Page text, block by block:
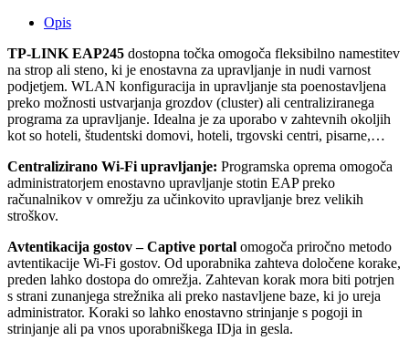
Opis
TP-LINK EAP245 dostopna točka omogoča fleksibilno namestitev
na strop ali steno, ki je enostavna za upravljanje in nudi varnost
podjetjem. WLAN konfiguracija in upravljanje sta poenostavljena
preko možnosti ustvarjanja grozdov (cluster) ali centraliziranega
programa za upravljanje. Idealna je za uporabo v zahtevnih okoljih
kot so hoteli, študentski domovi, hoteli, trgovski centri, pisarne,…
Centralizirano Wi-Fi upravljanje: Programska oprema omogoča
administratorjem enostavno upravljanje stotin EAP preko
računalnikov v omrežju za učinkovito upravljanje brez velikih
stroškov.
Avtentikacija gostov – Captive portal omogoča priročno metodo
avtentikacije Wi-Fi gostov. Od uporabnika zahteva določene korake,
preden lahko dostopa do omrežja. Zahtevan korak mora biti potrjen
s strani zunanjega strežnika ali preko nastavljene baze, ki jo ureja
administrator. Koraki so lahko enostavno strinjanje s pogoji in
strinjanje ali pa vnos uporabniškega IDja in gesla.